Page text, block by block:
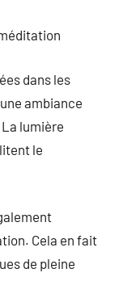
dans les
ambiance
lumière
le
Cela en fait
de pleine